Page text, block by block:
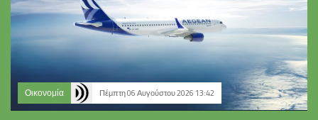
Οικονομία Πέμπτη 06 Αυγούστου 2026 13:42